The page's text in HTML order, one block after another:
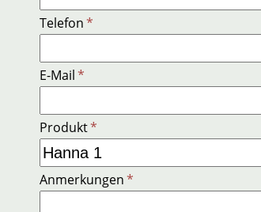
Telefon*
E-Mail*
Produkt*
Anmerkungen*